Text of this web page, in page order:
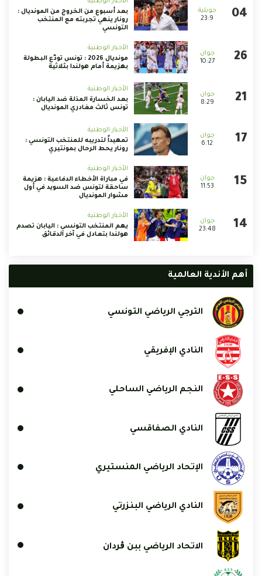
23:9
بعد أسبوع من الخروج من المونديال :
رونار ينهي تجربته مع المنتخب
التونسي
10:27
الأخبار الوطنية
مونديال 2026 : تونس تودّع البطولة
بهزيمة أمام هولندا بثلاثية
8:29
الأخبار الوطنية
بعد الخسارة المذلة ضد اليابان :
تونس ثالث مغادري المونديال
6:12
الأخبار الوطنية
تمهيداً لتدريبه للمنتخب التونسي :
رونار يحط الرحال بمونتيري
11:53
الأخبار الوطنية
في مباراة الأخطاء الدفاعية : هزيمة
ساحقة لتونس ضد السويد في أول
مشوار المونديال
23:48
الأخبار الوطنية
يهم المنتخب التونسي : اليابان تصدم
هولندا بتعادل في آخر الدقائق
أهم الأندية العالمية
الترجي الرياضي التونسي
النادي الإفريقي
النجم الرياضي الساحلي
النادي الصفاقسي
الإتحاد الرياضي المنستيري
النادي الرياضي البنزرتي
الاتحاد الرياضي ببن ڨردان